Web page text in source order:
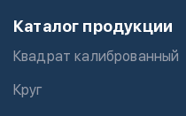
Каталог продукции
Квадрат калиброванный
Круг